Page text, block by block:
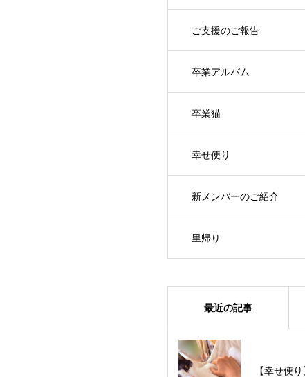
ご支援のご報告
卒業アルバム
卒業猫
幸せ便り
新メンバーのご紹介
里帰り
最近の記事
【幸せ便
【里親様